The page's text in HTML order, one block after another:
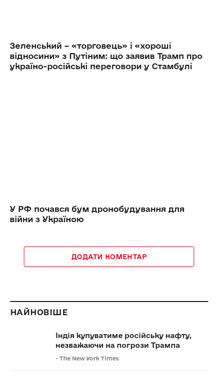
Зеленський – «торговець» і «хороші
відносини» з Путіним: що заявив Трамп про
україно-російські переговори у Стамбулі
У РФ почався бум дронобудування для
війни з Україною
ДОДАТИ КОМЕНТАР
НАЙНОВІШЕ
Індія купуватиме російську нафту,
незважаючи на погрози Трампа
- The New York Times